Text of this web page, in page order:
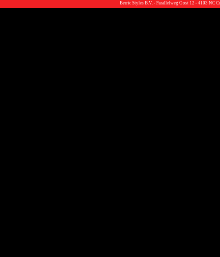
Berric Styles B.V. - Parallelweg Oost 12 - 4103 NC